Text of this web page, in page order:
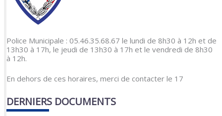
Police Municipale : 05.46.35.68.67 le lundi de 8h30 à 12h et de
13h30 à 17h, le jeudi de 13h30 à 17h et le vendredi de 8h30
à 12h.
En dehors de ces horaires, merci de contacter le 17
DERNIERS DOCUMENTS